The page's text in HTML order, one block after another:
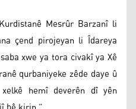
Mesrûr Barzanî li
çend pirojeyan li Îdareya
xwe ya tora civakî ya Xê
qurbaniyeke zêde daye û
hemî deverên dî yên